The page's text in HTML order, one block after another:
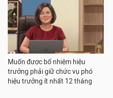
Muốn được bổ nhiệm hiệu
trưởng phải giữ chức vụ phó
hiệu trưởng ít nhất 12 tháng